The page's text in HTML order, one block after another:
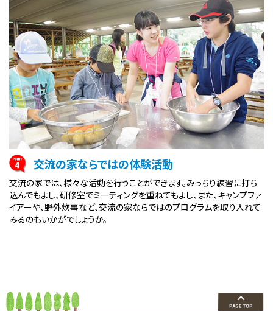
交流の家ならではの体験活動
交流の家では、様々な活動を行うことができます。みっちり練習に打ち
込んでもよし、研修室でミーティングを重ねてもよし、また、キャンプファ
イアーや、野外炊事など、交流の家ならではのプログラムを取り入れて
みるのもいかがでしょうか。